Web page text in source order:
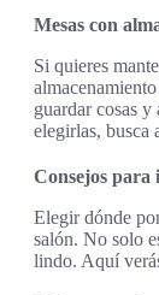
Mesas con
Si quieres
guardar cosas
elegirlas, busca
Consejos para
Elegir dónde
salón. No solo
lindo. Aquí